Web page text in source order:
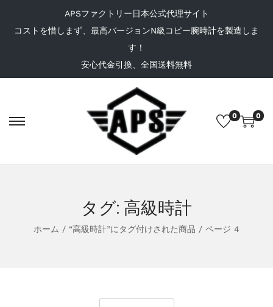
APSファクトリー日本公式代理サイト
コストを惜しまず、最高バージョンN級コピー腕時計を製造しま
す！
安心代金引換、全国送料無料
0 0
タグ: 高級時計
ホーム / “高級時計”にタグ付けされた商品 / ページ 4